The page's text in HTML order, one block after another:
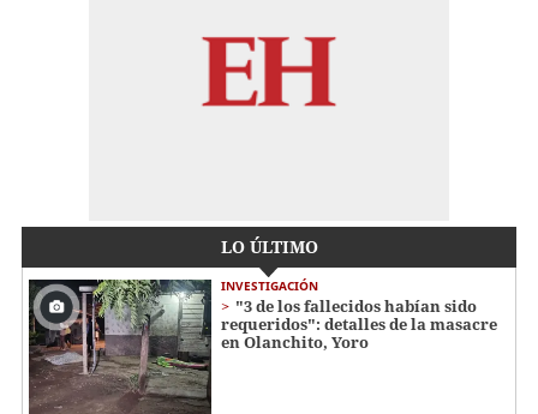
LO ÚLTIMO
INVESTIGACIÓN
"3 de los fallecidos habían sido
requeridos": detalles de la masacre
en Olanchito, Yoro